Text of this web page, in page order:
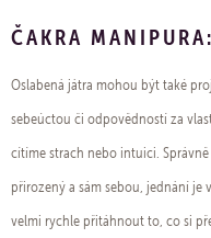
ČAKRA MANIPURA:
Oslabená játra mohou být také
sebeúctou či odpovědností za
cítíme strach nebo intuici. Správně
přirozený a sám sebou, jednání je
velmi rychle přitáhnout to, co si